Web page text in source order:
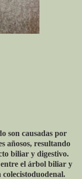
son causadas por
añosos, resultando
biliar y digestivo.
entre el árbol biliar y
colecistoduodenal.